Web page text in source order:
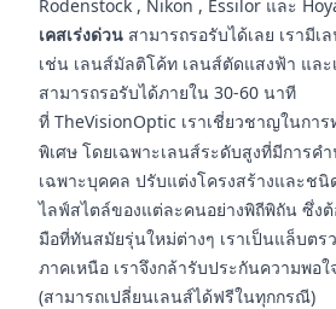
Rodenstock , Nikon , Essilor และ
เคสเร่งด่วน สามารถรอรับได้เลย เรามี
เช่น เลนส์มัลติโค้ท เลนส์ตัดแสงฟ้า แล
สามารถรอรับได้ภายใน 30-60 นาที
ที่ TheVisionOptic เราเชี่ยวชาญในการ
พิเศษ โดยเฉพาะเลนส์ระดับสูงที่มีการค
เฉพาะบุคคล ปรับแต่งโครงสร้างและชนิ
ไลฟ์สไตล์ของแต่ละคนอย่างพิถีพิถัน ซึ่งต้
มือที่ทันสมัยรุ่นใหม่ต่างๆ เราเป็นแล็บต
ภาคเหนือ เราจึงกล้ารับประกันความพอ
(สามารถเปลี่ยนเลนส์ได้ฟรีในทุกกรณี)